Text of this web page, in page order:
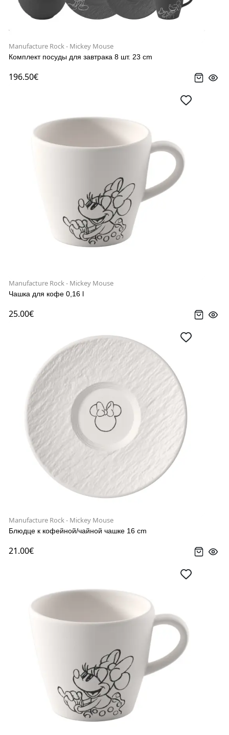
Manufacture Rock - Mickey Mouse
Комплект посуды для завтрака 8 шт. 23 cm
196.50€
Manufacture Rock - Mickey Mouse
Чашка для кофе 0,16 l
25.00€
Manufacture Rock - Mickey Mouse
Блюдце к кофейной/чайной чашке 16 cm
21.00€